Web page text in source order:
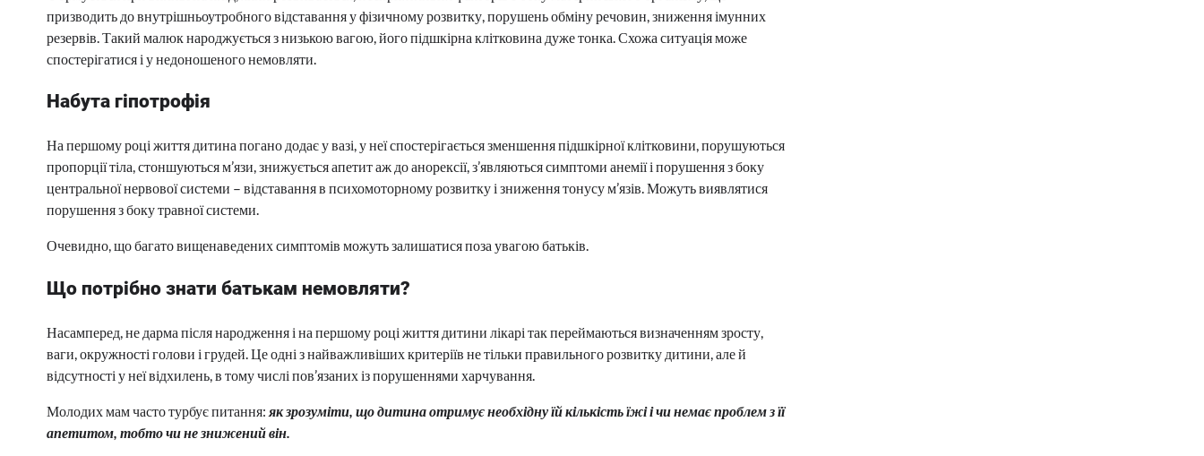
призводить до внутрішньоутробного відставання у фізичному розвитку, порушень обміну речовин, зниження імунних
резервів. Такий малюк народжується з низькою вагою, його підшкірна клітковина дуже тонка. Схожа ситуація може
спостерігатися і у недоношеного немовляти.
Набута гіпотрофія
На першому році життя дитина погано додає у вазі, у неї спостерігається зменшення підшкірної клітковини, порушуються
пропорції тіла, стоншуються м’язи, знижується апетит аж до анорексії, з’являються симптоми анемії і порушення з боку
центральної нервової системи – відставання в психомоторному розвитку і зниження тонусу м’язів. Можуть виявлятися
порушення з боку травної системи.
Очевидно, що багато вищенаведених симптомів можуть залишатися поза увагою батьків.
Що потрібно знати батькам немовляти?
Насамперед, не дарма після народження і на першому році життя дитини лікарі так переймаються визначенням зросту,
ваги, окружності голови і грудей. Це одні з найважливіших критеріїв не тільки правильного розвитку дитини, але й
відсутності у неї відхилень, в тому числі пов’язаних із порушеннями харчування.
Молодих мам часто турбує питання: як зрозуміти, що дитина отримує необхідну їй кількість їжі і чи немає проблем з її
апетитом, тобто чи не знижений він.